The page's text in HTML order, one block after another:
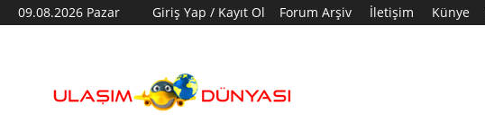
09.08.2026 Pazar Giriş Yap / Kayıt Ol Forum Arşiv İletişim Künye
Dünyası